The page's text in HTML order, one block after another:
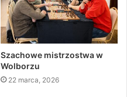
Szachowe mistrzostwa w
Wolborzu
22 marca, 2026